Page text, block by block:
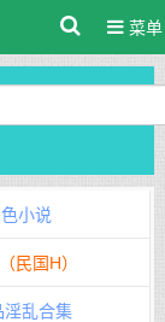
菜单
小说
民国H）
淫乱合集